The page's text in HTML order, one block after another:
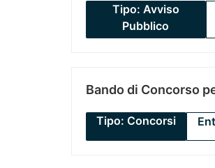
Tipo: Avviso
Pubblico
Bando di Concorso
Tipo: Concorsi